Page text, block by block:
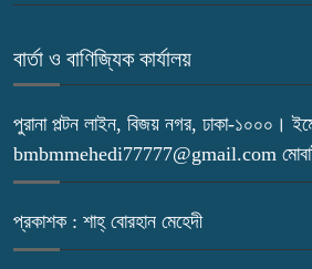
বার্তা ও বাণিজ্যিক কার্যালয়
পুরানা পল্টন লাইন, বিজয় নগর, ঢাকা-১০০০।
bmbmmehedi77777@gmail.com
প্রকাশক : শাহ্ বোরহান মেহেদী